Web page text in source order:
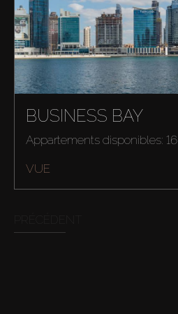
Acheter
Vendre
BUSINESS BAY
Appartements disponibles: 16
VUE